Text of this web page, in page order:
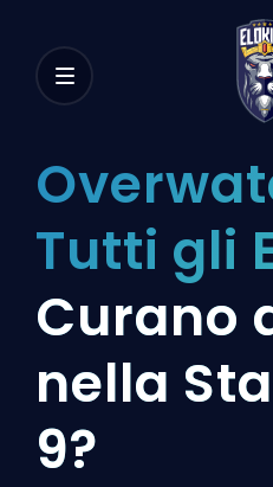
Tutti gli
Curano
nella
9?